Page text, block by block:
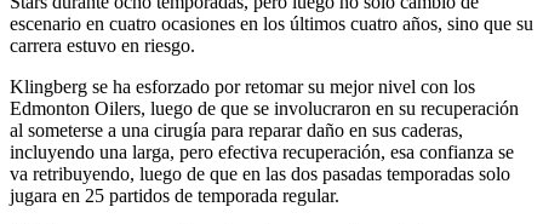
escenario en cuatro ocasiones en los últimos cuatro años, sino que su
carrera estuvo en riesgo.
Klingberg se ha esforzado por retomar su mejor nivel con los
Edmonton Oilers, luego de que se involucraron en su recuperación
al someterse a una cirugía para reparar daño en sus caderas,
incluyendo una larga, pero efectiva recuperación, esa confianza se
va retribuyendo, luego de que en las dos pasadas temporadas solo
jugara en 25 partidos de temporada regular.